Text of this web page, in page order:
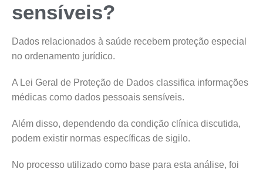
sensíveis?
Dados relacionados à saúde recebem proteção especial
no ordenamento jurídico.
A Lei Geral de Proteção de Dados classifica informações
médicas como dados pessoais sensíveis.
Além disso, dependendo da condição clínica discutida,
podem existir normas específicas de sigilo.
No processo utilizado como base para esta análise, foi